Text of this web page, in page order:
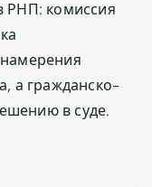
РНП: комиссия
намерения
а гражданско-
в суде.